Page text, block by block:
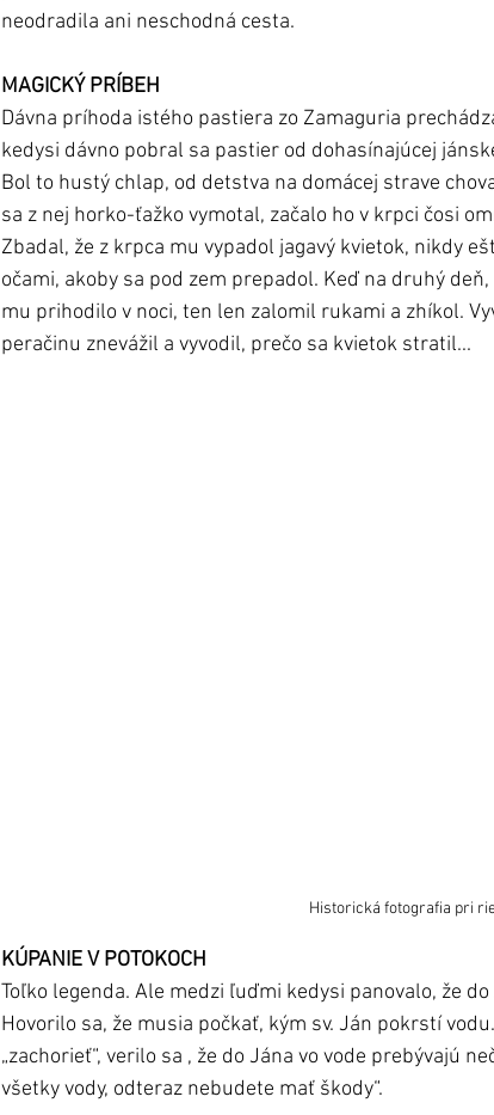
neodradila ani neschodná cesta.
MAGICKÝ PRÍBEH
Dávna príhoda istého pastiera zo Zamaguria
kedysi dávno pobral sa pastier od dohasínajúcej
Bol to hustý chlap, od detstva na domácej strave
sa z nej horko-ťažko vymotal, začalo ho v krpci čosi
Zbadal, že z krpca mu vypadol jagavý kvietok, nikdy
očami, akoby sa pod zem prepadol. Keď na druhý
mu prihodilo v noci, ten len zalomil rukami a zhíkol.
peračinu znevážil a vyvodil, prečo sa kvietok stratil...
Historická fotografia pri
KÚPANIE V POTOKOCH
Toľko legenda. Ale medzi ľuďmi kedysi panovalo, že
Hovorilo sa, že musia počkať, kým sv. Ján pokrstí
„zachorieť“, verilo sa , že do Jána vo vode prebývajú
všetky vody, odteraz nebudete mať škody“.